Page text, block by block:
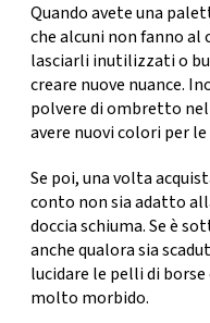
Quando avete una
che alcuni non fanno
lasciarli inutilizzati o
creare nuove nuance.
polvere di ombretto
avere nuovi colori per
Se poi, una volta
conto non sia adatto
doccia schiuma. Se è
anche qualora sia
lucidare le pelli di borse
molto morbido.